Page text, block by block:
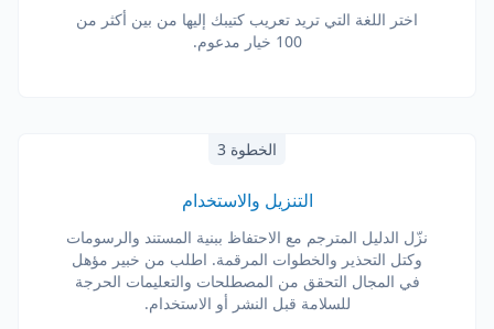
اختر اللغة التي تريد تعريب كتيبك إليها من بين أكثر من
100 خيار مدعوم.
الخطوة 3
التنزيل والاستخدام
نزّل الدليل المترجم مع الاحتفاظ ببنية المستند والرسومات
وكتل التحذير والخطوات المرقمة. اطلب من خبير مؤهل
في المجال التحقق من المصطلحات والتعليمات الحرجة
للسلامة قبل النشر أو الاستخدام.